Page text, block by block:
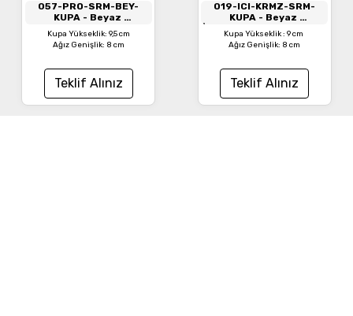
057-PRO-SRM-BEY-
KUPA - Beyaz
Pro Seramik Beyaz Kupa
Kupa Yükseklik: 9,5 cm
Ağız Genişlik: 8 cm
Teklif Alınız
019-ICI-KRMZ-SRM-
KUPA - Beyaz
İçi Kırmızı Seramik Kupa
Kupa Yükseklik : 9 cm
Ağız Genişlik: 8 cm
Teklif Alınız